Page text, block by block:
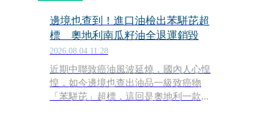
邊境也查到！進口油檢出苯駢芘超
標 奧地利南瓜籽油全退運銷毀
2026.08.04 11:28
近期中聯致癌油風波延燒，國內人心惶
惶，如今邊境也查出油品一級致癌物
「苯駢芘」超標，這回是奧地利一款南